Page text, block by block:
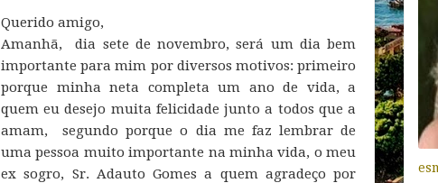
Querido amigo,
Amanhã, dia sete de novembro, será um dia bem
importante para mim por diversos motivos: primeiro
porque minha neta completa um ano de vida, a
quem eu desejo muita felicidade junto a todos que a
amam, segundo porque o dia me faz lembrar de
uma pessoa muito importante na minha vida, o meu
ex sogro, Sr. Adauto Gomes a quem agradeço por